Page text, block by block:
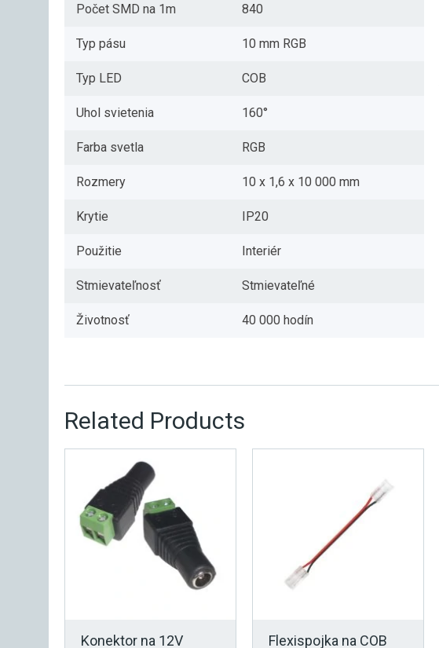
Počet SMD na 1m 840
Typ pásu 10 mm RGB
Typ LED COB
Uhol svietenia 160°
Farba svetla RGB
Rozmery 10 x 1,6 x 10 000 mm
Krytie IP20
Použitie Interiér
Stmievateľnosť Stmievateľné
Životnosť 40 000 hodín
Related Products
Konektor na 12V
Flexispojka na COB